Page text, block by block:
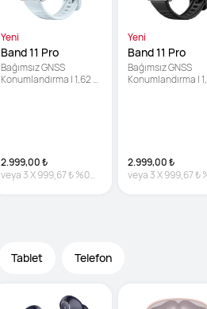
Yeni
Band 11 Pro
Bağımsız GNSS
Konumlandırma | 1,62
2.999,00 ₺
veya 3X999,67 ₺%0
Yeni
Band 11 Pro
Bağımsız GNSS
Konumlandırma |
2.999,00 ₺
veya 3X999,67 ₺
Tablet Telefon